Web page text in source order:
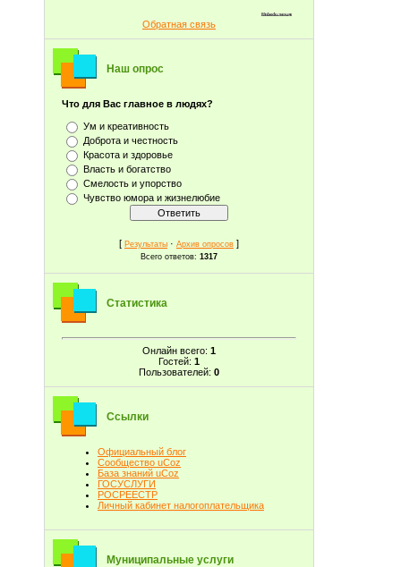
Обратная связь
Наш опрос
Что для Вас главное в людях?
Ум и креативность
Доброта и честность
Красота и здоровье
Власть и богатство
Смелость и упорство
Чувство юмора и жизнелюбие
[ Результаты · Архив опросов ]
Всего ответов: 1317
Статистика
Онлайн всего: 1
Гостей: 1
Пользователей: 0
Ссылки
Официальный блог
Сообщество uCoz
База знаний uCoz
ГОСУСЛУГИ
РОСРЕЕСТР
Личный кабинет налогоплательщика
Муниципальные услуги